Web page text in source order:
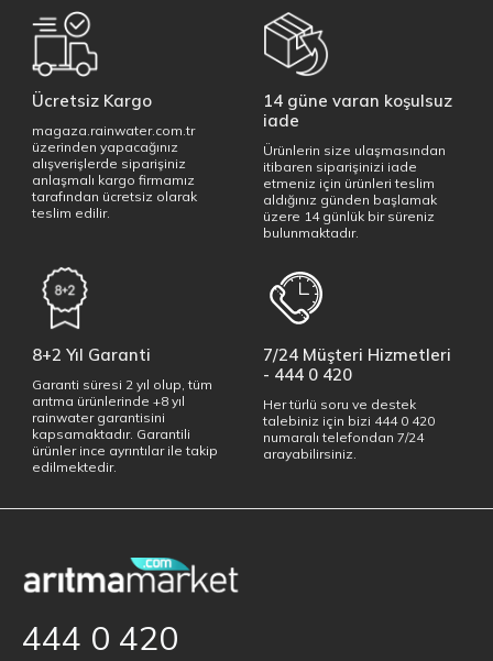
Ücretsiz Kargo
magaza.rainwater.com.tr
üzerinden yapacağınız
alışverişlerde siparişiniz
anlaşmalı kargo firmamız
tarafından ücretsiz olarak
teslim edilir.
14 güne varan koşulsuz
iade
Ürünlerin size ulaşmasından
itibaren siparişinizi iade
etmeniz için ürünleri teslim
aldığınız günden başlamak
üzere 14 günlük bir süreniz
bulunmaktadır.
8+2 Yıl Garanti
Garanti süresi 2 yıl olup, tüm
arıtma ürünlerinde +8 yıl
rainwater garantisini
kapsamaktadır. Garantili
ürünler ince ayrıntılar ile takip
edilmektedir.
7/24 Müşteri Hizmetleri
- 444 0 420
Her türlü soru ve destek
talebiniz için bizi 444 0 420
numaralı telefondan 7/24
arayabilirsiniz.
444 0 420